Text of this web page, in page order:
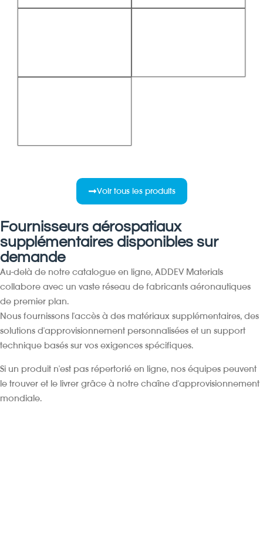
Voir tous les produits
Fournisseurs aérospatiaux
supplémentaires disponibles sur
demande
Au-delà de notre catalogue en ligne, ADDEV Materials
collabore avec un vaste réseau de fabricants aéronautiques
de premier plan.
Nous fournissons l'accès à des matériaux supplémentaires, des
solutions d'approvisionnement personnalisées et un support
technique basés sur vos exigences spécifiques.
Si un produit n'est pas répertorié en ligne, nos équipes peuvent
le trouver et le livrer grâce à notre chaîne d'approvisionnement
mondiale.